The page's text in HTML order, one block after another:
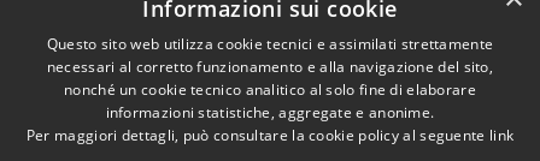
RSS
Accessibilità
Copyright © 2026 • Comune di
Portogruaro • Powered by
Informazioni sui cookie
Questo sito web utilizza cookie tecnici e assimilati strettamente
necessari al corretto funzionamento e alla navigazione del sito,
nonché un cookie tecnico analitico al solo fine di elaborare
informazioni statistiche, aggregate e anonime.
Per maggiori dettagli, può consultare la cookie policy al seguente link